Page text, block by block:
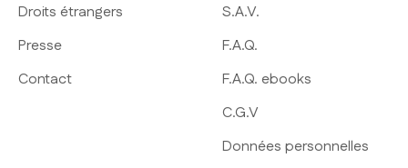
Droits étrangers
Presse
Contact
S.A.V.
F.A.Q.
F.A.Q. ebooks
C.G.V
Données personnelles